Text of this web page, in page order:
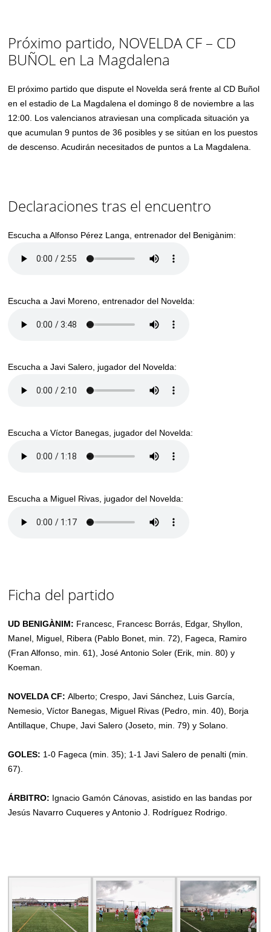
Próximo partido, NOVELDA CF – CD
BUÑOL en La Magdalena
El próximo partido que dispute el Novelda será frente al CD Buñol
en el estadio de La Magdalena el domingo 8 de noviembre a las
12:00. Los valencianos atraviesan una complicada situación ya
que acumulan 9 puntos de 36 posibles y se sitúan en los puestos
de descenso. Acudirán necesitados de puntos a La Magdalena.
Declaraciones tras el encuentro
Escucha a Alfonso Pérez Langa, entrenador del Benigànim:
Escucha a Javi Moreno, entrenador del Novelda:
Escucha a Javi Salero, jugador del Novelda:
Escucha a Víctor Banegas, jugador del Novelda:
Escucha a Miguel Rivas, jugador del Novelda:
Ficha del partido
UD BENIGÀNIM: Francesc, Francesc Borrás, Edgar, Shyllon,
Manel, Miguel, Ribera (Pablo Bonet, min. 72), Fageca, Ramiro
(Fran Alfonso, min. 61), José Antonio Soler (Erik, min. 80) y
Koeman.
NOVELDA CF:Alberto; Crespo, Javi Sánchez, Luis García,
Nemesio, Víctor Banegas, Miguel Rivas (Pedro, min. 40), Borja
Antillaque, Chupe, Javi Salero (Joseto, min. 79) y Solano.
GOLES: 1-0 Fageca (min. 35); 1-1 Javi Salero de penalti (min.
67).
ÁRBITRO: Ignacio Gamón Cánovas, asistido en las bandas por
Jesús Navarro Cuqueres y Antonio J. Rodríguez Rodrigo.